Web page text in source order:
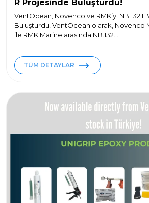
R Projesinde Buluşturdu!
VentOcean, Novenco ve RMK’yı NB.132
Buluşturdu! VentOcean olarak, Novenco
ile RMK Marine arasında NB.132...
TÜM DETAYLAR